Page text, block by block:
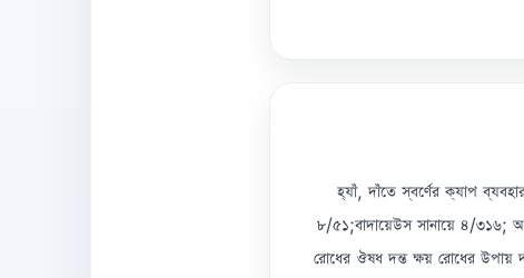
হ্যাঁ, দাঁতে স্বর্ণের ক্যাপ
৮/৫১;বাদায়েউস সানায়ে ৪/৩১৬;
রোধের ঔষধ দন্ত ক্ষয় রোধের উপায়